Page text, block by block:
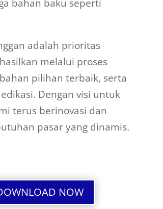
bahan baku seperti
adalah prioritas
melalui proses
pilihan terbaik, serta
Dengan visi untuk
terus berinovasi dan
pasar yang dinamis.
NOW